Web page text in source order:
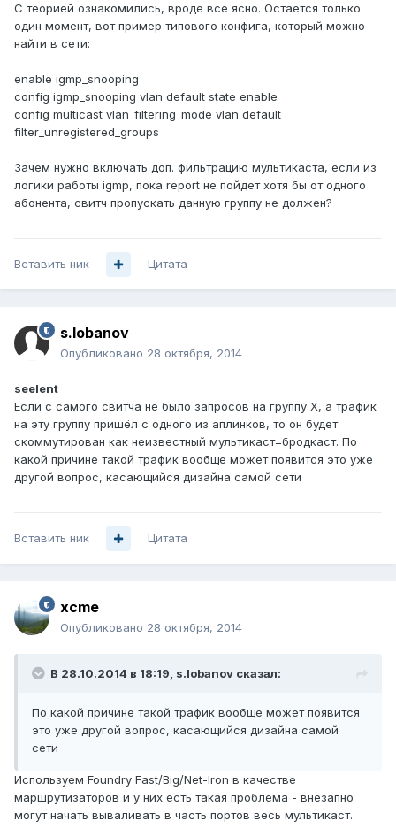
С теорией ознакомились, вроде все ясно. Остается только
один момент, вот пример типового конфига, который можно
найти в сети:
enable igmp_snooping
config igmp_snooping vlan default state enable
config multicast vlan_filtering_mode vlan default
filter_unregistered_groups
Зачем нужно включать доп. фильтрацию мультикаста, если из
логики работы igmp, пока report не пойдет хотя бы от одного
абонента, свитч пропускать данную группу не должен?
Вставить ник Цитата
s.lobanov
Опубликовано 28 октября, 2014
seelent
Если с самого свитча не было запросов на группу X, а трафик
на эту группу пришёл с одного из аплинков, то он будет
скоммутирован как неизвестный мультикаст=бродкаст. По
какой причине такой трафик вообще может появится это уже
другой вопрос, касающийся дизайна самой сети
Вставить ник Цитата
xcme
Опубликовано 28 октября, 2014
В 28.10.2014 в 18:19, s.lobanov сказал:
По какой причине такой трафик вообще может появится
это уже другой вопрос, касающийся дизайна самой
сети
Используем Foundry Fast/Big/Net-Iron в качестве
маршрутизаторов и у них есть такая проблема - внезапно
могут начать вываливать в часть портов весь мультикаст.